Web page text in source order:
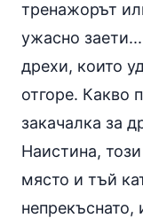
тренажорът
ужасно
дрехи, които
отгоре. Какво
закачалка за
Наистина,
място и тъй
непрекъснато,